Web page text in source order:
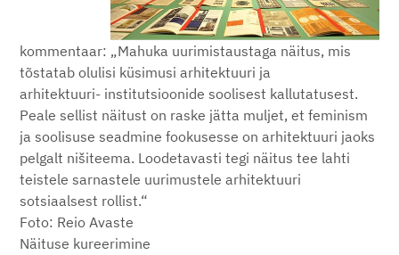
kommentaar: „Mahuka uurimistaustaga näitus, mis
tõstatab olulisi küsimusi arhitektuuri ja
arhitektuuri- institutsioonide soolisest kallutatusest.
Peale sellist näitust on raske jätta muljet, et feminism
ja soolisuse seadmine fookusesse on arhitektuuri jaoks
pelgalt nišiteema. Loodetavasti tegi näitus tee lahti
teistele sarnastele uurimustele arhitektuuri
sotsiaalsest rollist.“
Foto: Reio Avaste
Näituse kureerimine